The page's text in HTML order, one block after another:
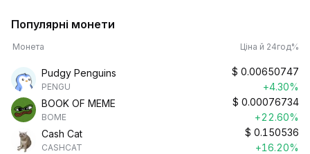
Популярні монети
Монета Ціна й 24год%
Pudgy Penguins
PENGU
$ 0.00650747
+4.30%
BOOK OF MEME
BOME
$ 0.00076734
+22.60%
Cash Cat
CASHCAT
$ 0.150536
+16.20%